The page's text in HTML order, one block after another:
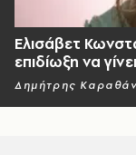
Ελισάβετ
επιδίωξη να
Δημήτρης